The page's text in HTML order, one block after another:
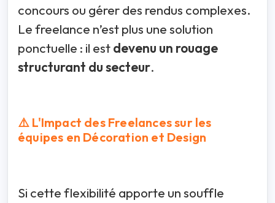
concours ou gérer des rendus complexes.
Le freelance n’est plus une solution
ponctuelle : il estdevenu un rouage
structurant du secteur.
⚠️ L'Impact des Freelances sur les
équipes en Décoration et Design
Si cette flexibilité apporte un souffle